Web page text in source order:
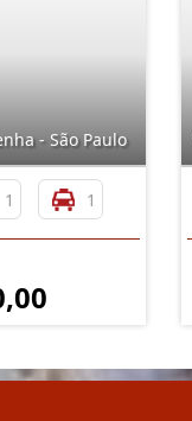
- São Paulo
1 1